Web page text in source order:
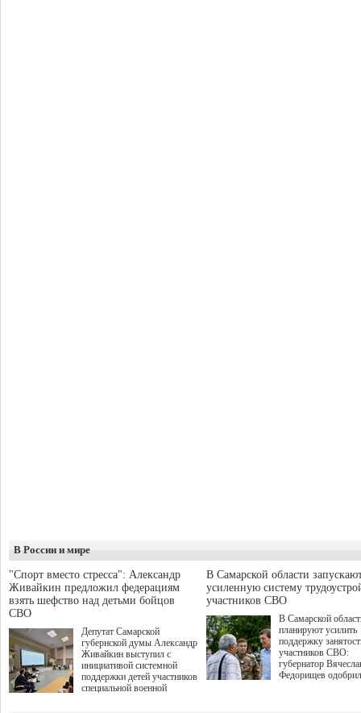
В России и мире
"Спорт вместо стресса": Александр
Живайкин предложил федерациям
взять шефство над детьми бойцов
СВО
Депутат Самарской
губернской думы Александр
Живайкин выступил с
инициативой системной
поддержки детей участников
специальной военной
В Самарской области
усиленную систему
участников СВО
В Самарской
планируют усилить
поддержку
участников СВО:
губернатор
Федорищев